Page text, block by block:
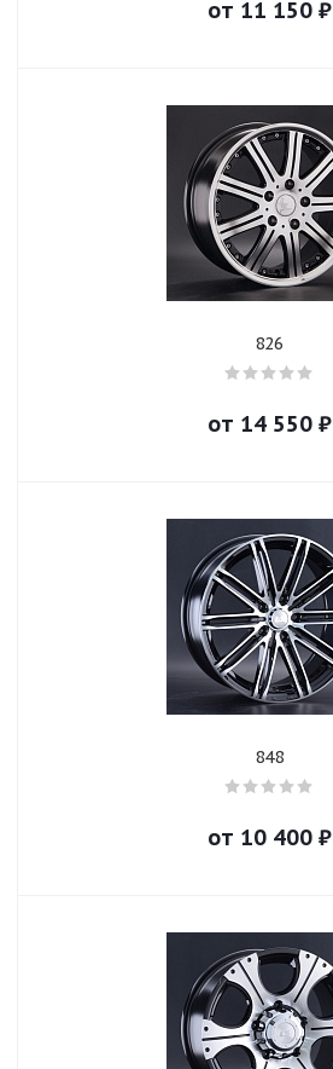
от 11 150₽
826
от 14 550₽
848
от 10 400₽